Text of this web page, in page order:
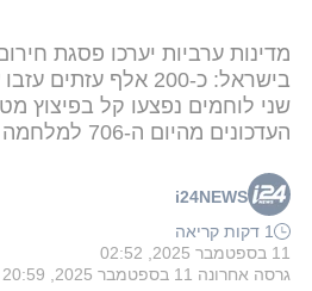
מדינות ערביות יערכו פסגת
בישראל: כ-200 אלף
שני לוחמים נפצעו קל בפיצוץ
העדכונים מהיום ה-706 למלחמה
i24NEWS
1 דקות קריאה
11 בספטמבר 2025, 02:52
גרסה אחרונה 11 בספטמבר 2025, 20:59